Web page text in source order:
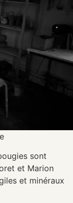
sont
et Marion
et minéraux